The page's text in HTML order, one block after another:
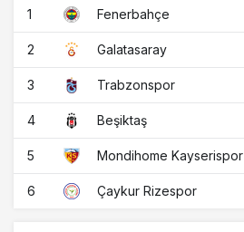
1 Fenerbahçe
2 Galatasaray
3 Trabzonspor
4 Beşiktaş
5 Mondihome Kayserispor
6 Çaykur Rizespor